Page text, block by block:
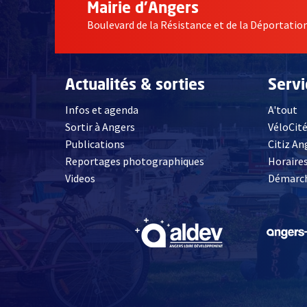
Mairie d'Angers
Boulevard de la Résistance et de la Déportation
Actualités & sorties
Infos et agenda
Sortir à Angers
Publications
Reportages photographiques
Videos, Ouvre une nouvelle fenêtre
A'tout
VéloCité
Citiz
, Ouvre une